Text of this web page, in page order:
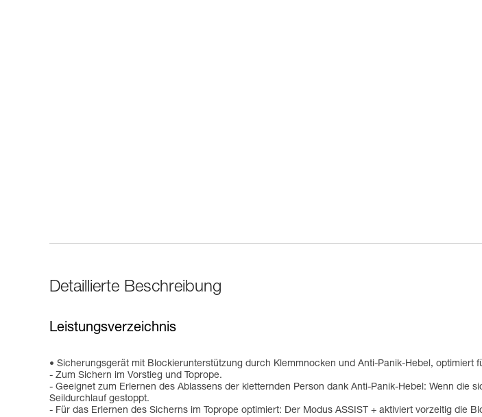
Detaillierte Beschreibung
Leistungsverzeichnis
Sicherungsgerät mit Blockierunterstützung durch Klemmnocken und Anti-Panik-Hebel, optimiert
- Zum Sichern im Vorstieg und Toprope.
- Geeignet zum Erlernen des Ablassens der kletternden Person dank Anti-Panik-Hebel: Wenn die
Seildurchlauf gestoppt.
- Für das Erlernen des Sicherns im Toprope optimiert: Der Modus ASSIST + aktiviert vorzeitig die